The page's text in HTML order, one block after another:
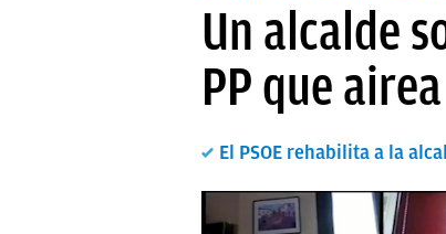
Un alcalde
PP que
El PSOE rehabilita a la